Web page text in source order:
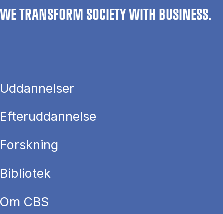
WE TRANSFORM SOCIETY WITH BUSINESS.
Uddannelser
Efteruddannelse
Forskning
Bibliotek
Om CBS